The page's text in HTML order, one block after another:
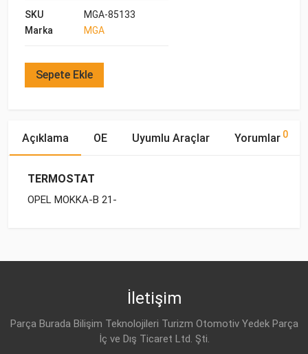
SKU
MGA-85133
Marka
MGA
Sepete Ekle
Açıklama OE Uyumlu Araçlar Yorumlar 0
TERMOSTAT
OPEL MOKKA-B 21-
İletişim
Parça Burada Bilişim Teknolojileri Turizm Otomotiv Yedek Parça
İç ve Dış Ticaret Ltd. Şti.